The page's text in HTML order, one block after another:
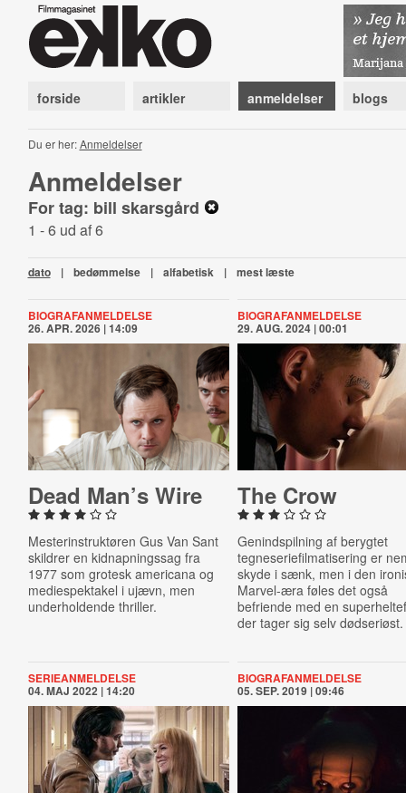
forside artikler anmeldelser blogs
Du er her:Anmeldelser
Anmeldelser
For tag: bill skarsgård
1 - 6 ud af 6
dato | bedømmelse | alfabetisk | mest læste
BIOGRAFANMELDELSE
26. APR. 2026 | 14:09
Dead Man’s Wire
Mesterinstruktøren Gus Van Sant
skildrer en kidnapningssag fra
1977 som grotesk americana og
mediespektakel i ujævn, men
underholdende thriller.
BIOGRAFANMELDELSE
29. AUG. 2024 | 00:01
The Crow
Genindspilning af berygtet
tegneseriefilmatisering er
skyde i sænk, men i den
Marvel-æra føles det også
befriende med en
der tager sig selv dødseriøst.
SERIEANMELDELSE
04. MAJ 2022 | 14:20
BIOGRAFANMELDELSE
05. SEP. 2019 | 09:46